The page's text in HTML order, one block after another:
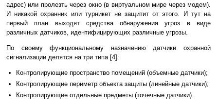
адрес) или пролезть через окно (в виртуальном мире через модем).
И никакой охранник или турникет не защитит от этого. И тут на
первый план выходят средства обнаружения угроз в виде
различных датчиков, идентифицирующих различные угрозы.
По своему функциональному назначению датчики охранной
сигнализации делятся на три типа [4]:
Контролирующие пространство помещений (объемные датчики);
Контролирующие периметр объекта защиты (линейные датчики);
Контролирующие отдельные предметы (точечные датчики).